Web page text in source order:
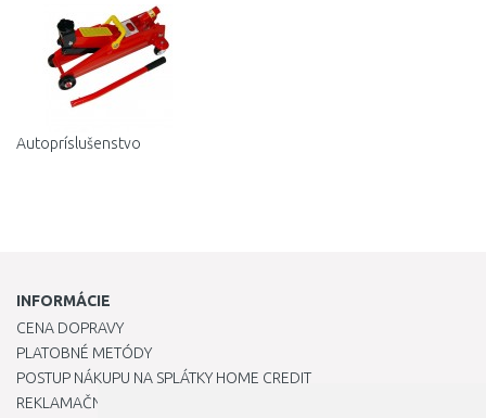
Autopríslušenstvo
INFORMÁCIE
CENA DOPRAVY
PLATOBNÉ METÓDY
POSTUP NÁKUPU NA SPLÁTKY HOME CREDIT
REKLAMAČNÝ PORIADOK